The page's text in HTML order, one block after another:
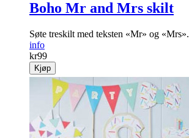
Boho Mr and Mrs skilt
Søte treskilt med teksten «Mr» og «Mrs».
info
kr99
Kjøp